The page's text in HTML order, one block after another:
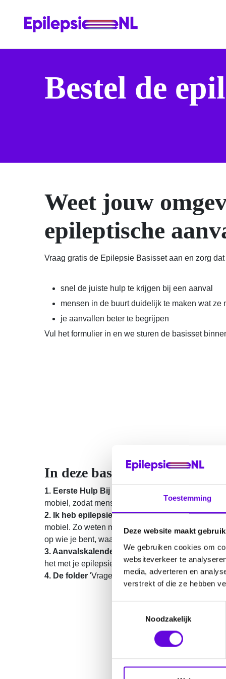
Toestemming
Deze website maakt
We gebruiken cookies om
websiteverkeer te
media, adverteren en
verstrekt of die ze hebben
Noodzakelijk
Bestel de
Weet jouw
epileptische
Vraag gratis de Epilepsie Basisset aan en zorg
snel de juiste hulp te krijgen bij een aanval
mensen in de buurt duidelijk te maken wat ze
je aanvallen beter te begrijpen
Vul het formulier in en we sturen de basisset
In deze basisset zitten:
1. Eerste Hulp Bij Epilepsie-kaartjes
mobiel, zodat mensen weten wat ze moeten doen
2. Ik heb epilepsie-kaartjes(2x): stop hem in je
mobiel. Zo weten mensen wat ze moeten doen als
op wie je bent, waar je woont en welke soort
3. Aanvalskalender
(1x): houd je aanvallen bij.
het met je epilepsie zit.
4. De folder 'Vragen over epilepsie?